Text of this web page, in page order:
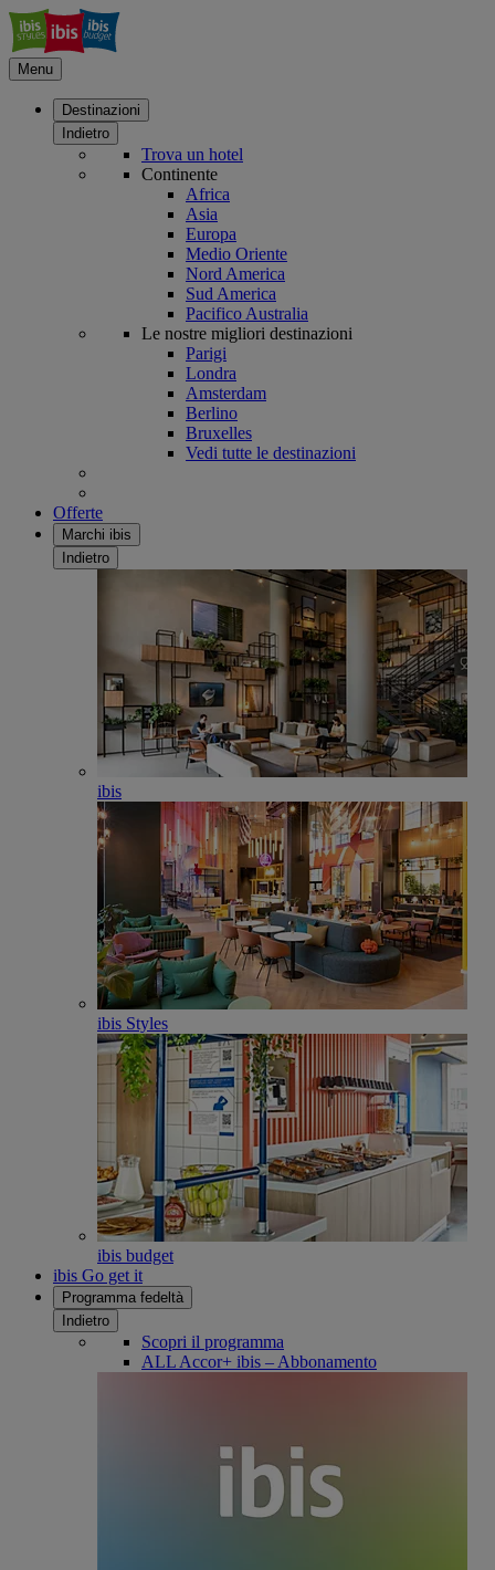
Menu
Destinazioni
Indietro
Trova un hotel
Continente
Africa
Asia
Europa
Medio Oriente
Nord America
Sud America
Pacifico Australia
Le nostre migliori destinazioni
Parigi
Londra
Amsterdam
Berlino
Bruxelles
Vedi tutte le destinazioni
Offerte
Marchi ibis
Indietro
ibis
ibis Styles
ibis budget
ibis Go get it
Programma fedeltà
Indietro
Scopri il programma
ALL Accor+ ibis – Abbonamento